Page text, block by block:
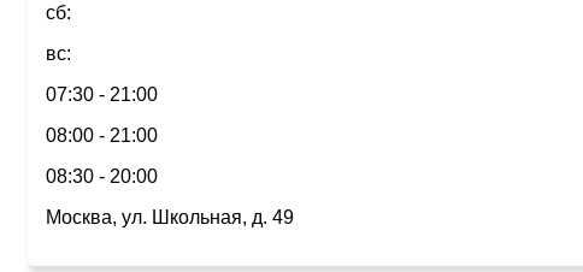
сб:
вс:
07:30 - 21:00
08:00 - 21:00
08:30 - 20:00
Москва, ул. Школьная, д. 49